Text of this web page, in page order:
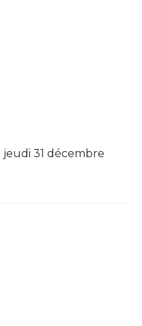
jeudi 31 décembre